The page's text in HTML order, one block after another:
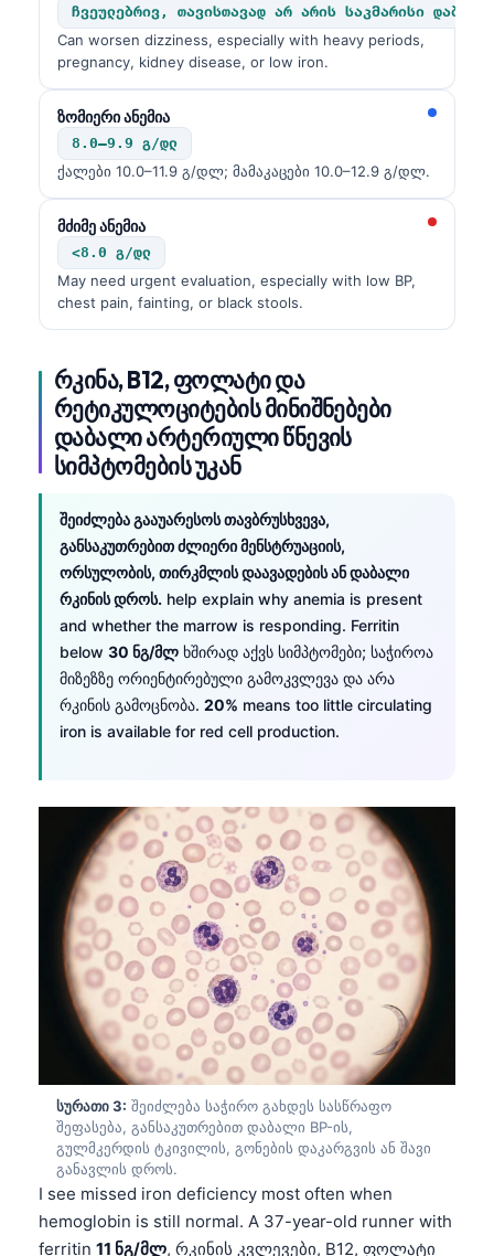
ჩვეულებრივ, თავისთავად არ არის საკმარისი
Can worsen dizziness, especially with heavy periods,
pregnancy, kidney disease, or low iron.
ზომიერი ანემია
8.0–9.9 გ/დლ
ქალები 10.0–11.9 გ/დლ; მამაკაცები 10.0–12.9 გ/დლ.
მძიმე ანემია
<8.0 გ/დლ
May need urgent evaluation, especially with low BP,
chest pain, fainting, or black stools.
რკინა, B12, ფოლატი და
რეტიკულოციტების მინიშნებები
დაბალი არტერიული წნევის
სიმპტომების უკან
შეიძლება გააუარესოს თავბრუსხვევა,
განსაკუთრებით ძლიერი მენსტრუაციის,
ორსულობის, თირკმლის დაავადების ან დაბალი
რკინის დროს. help explain why anemia is present
and whether the marrow is responding. Ferritin
below 30 ნგ/მლ ხშირად აქვს სიმპტომები; საჭიროა
მიზეზზე ორიენტირებული გამოკვლევა და არა
რკინის გამოცნობა. 20% means too little circulating
iron is available for red cell production.
სურათი 3: შეიძლება საჭირო გახდეს სასწრაფო
შეფასება, განსაკუთრებით დაბალი BP-ის,
გულმკერდის ტკივილის, გონების დაკარგვის ან შავი
განავლის დროს.
I see missed iron deficiency most often when
hemoglobin is still normal. A 37-year-old runner with
ferritin 11 ნგ/მლ, რკინის კვლევები, B12, ფოლატი